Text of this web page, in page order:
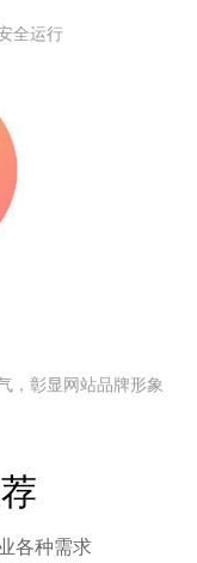
全运行
，彰显网站品牌形象
各种需求